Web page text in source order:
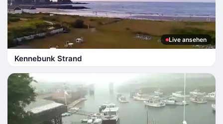
Live ansehen
Kennebunk Strand